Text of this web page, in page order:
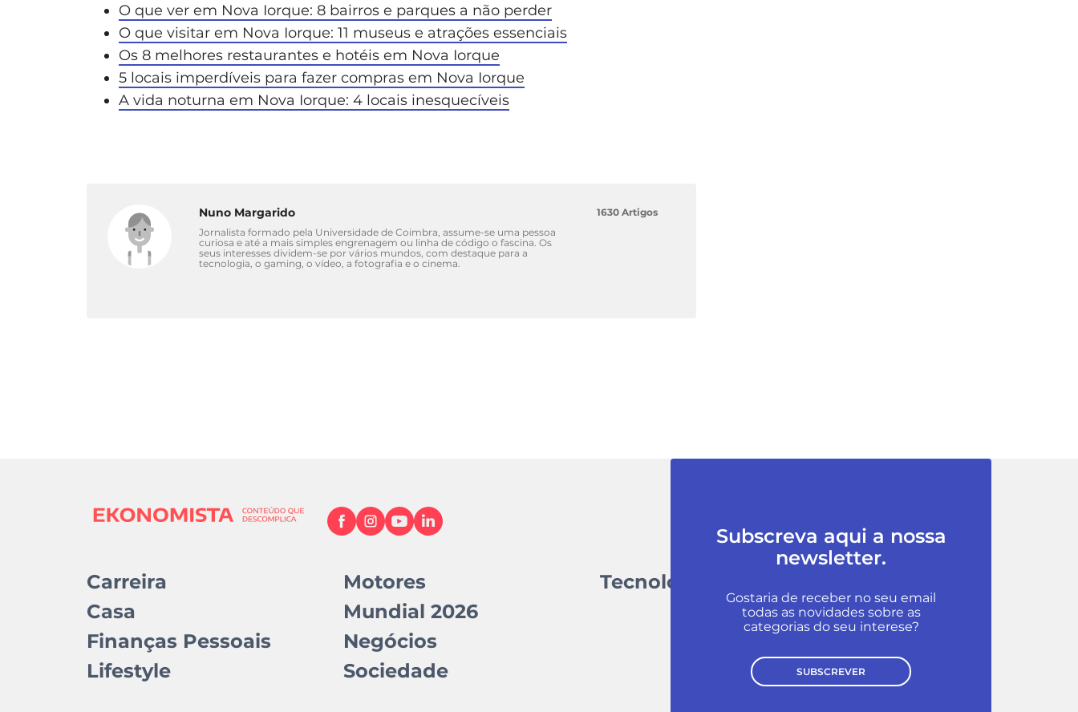
O que ver em Nova Iorque: 8 bairros e parques a não perder
O que visitar em Nova Iorque: 11 museus e atrações essenciais
Os 8 melhores restaurantes e hotéis em Nova Iorque
5 locais imperdíveis para fazer compras em Nova Iorque
A vida noturna em Nova Iorque: 4 locais inesquecíveis
Nuno Margarido
Jornalista formado pela Universidade de Coimbra, assume-se uma pessoa
curiosa e até a mais simples engrenagem ou linha de código o fascina. Os
seus interesses dividem-se por vários mundos, com destaque para a
tecnologia, o gaming, o vídeo, a fotografia e o cinema.
1630 Artigos
Carreira
Casa
Finanças Pessoais
Lifestyle
Motores
Mundial 2026
Negócios
Sociedade
Tecnologia
Subscreva aqui a nossa
newsletter.
Gostaria de receber no seu email
todas as novidades sobre as
categorias do seu interese?
SUBSCREVER